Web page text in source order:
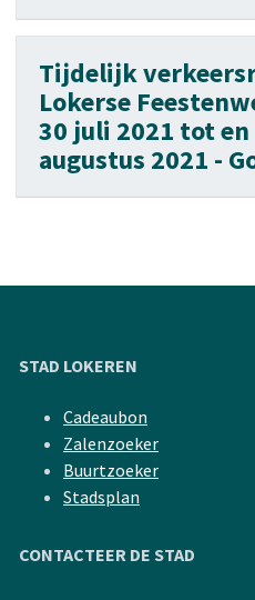
Tijdelijk
Lokerse
30 juli 2021 tot
augustus 2021 -
STAD LOKEREN
Cadeaubon
Zalenzoeker
Buurtzoeker
Stadsplan
CONTACTEER DE STAD